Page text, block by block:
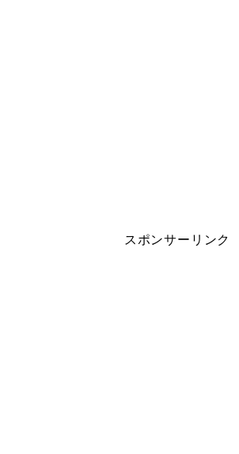
スポンサーリンク